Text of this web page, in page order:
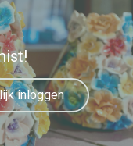
inloggen